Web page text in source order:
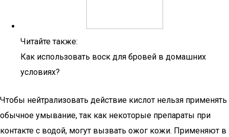
Читайте также:
Как использовать воск для бровей в домашних
условиях?
Чтобы нейтрализовать действие кислот нельзя применять
обычное умывание, так как некоторые препараты при
контакте с водой, могут вызвать ожог кожи. Применяют в